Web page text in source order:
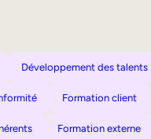
Développement des talents
Formation client
Formation externe